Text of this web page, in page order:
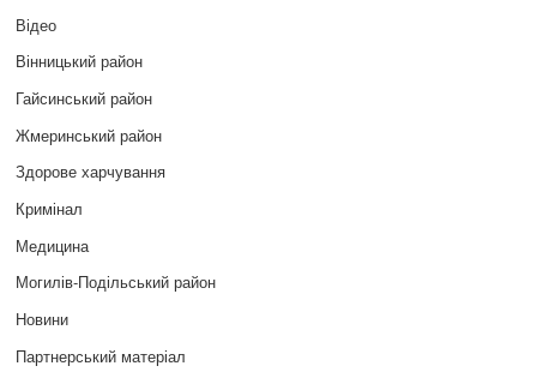
Відео
Вінницький район
Гайсинський район
Жмеринський район
Здорове харчування
Кримінал
Медицина
Могилів-Подільський район
Новини
Партнерський матеріал